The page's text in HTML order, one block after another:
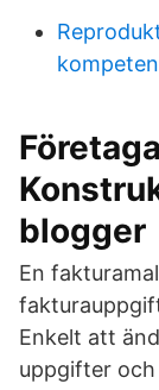
blogger
En
Enkelt att
uppgifter och